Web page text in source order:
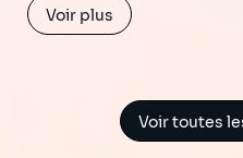
Voir plus
Voir toutes